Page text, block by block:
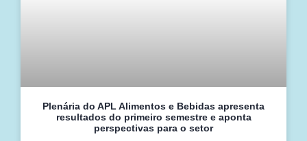
Plenária do APL Alimentos e Bebidas apresenta
resultados do primeiro semestre e aponta
perspectivas para o setor